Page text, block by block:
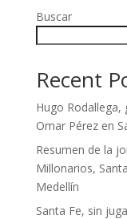
Buscar
Recent
Hugo
Omar Pérez en
Resumen de la
Millonarios,
Medellín
Santa Fe, sin